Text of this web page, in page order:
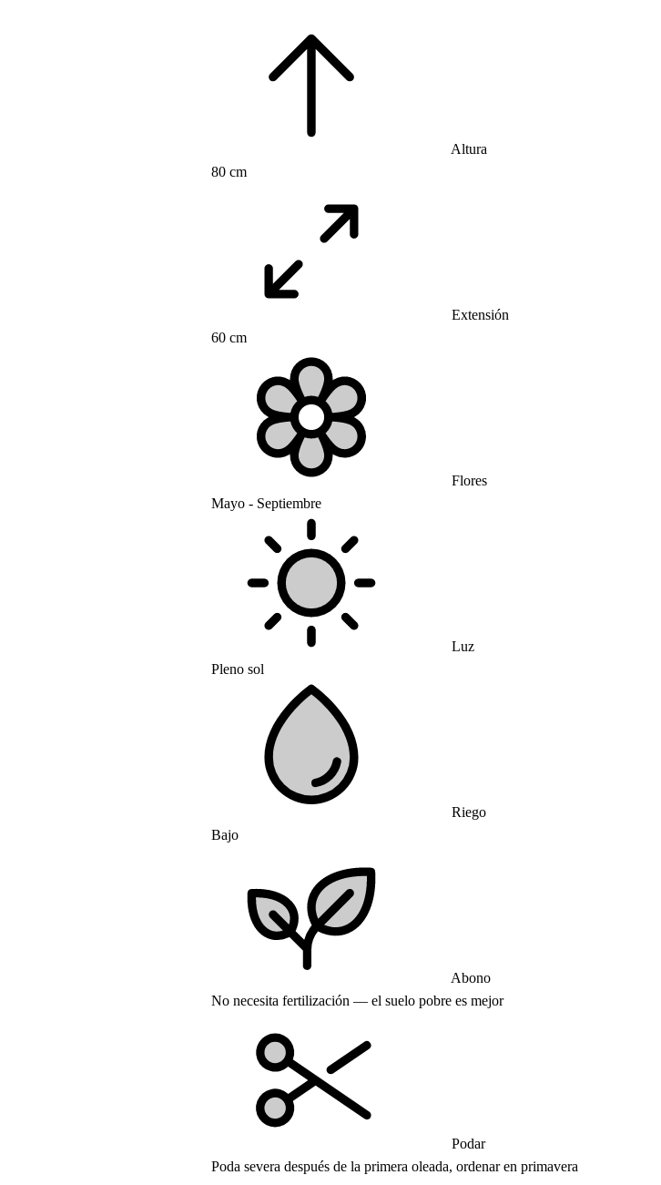
Altura
80 cm
Extensión
60 cm
Flores
Mayo - Septiembre
Luz
Pleno sol
Riego
Bajo
Abono
No necesita fertilización — el suelo pobre es mejor
Podar
Poda severa después de la primera oleada, ordenar en primavera